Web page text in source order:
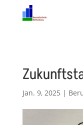
Jan. 9, 2025 |